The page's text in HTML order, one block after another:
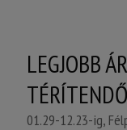
LEGJOBB
01.29-12.23-ig,